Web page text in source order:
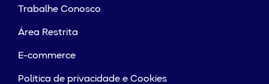
Trabalhe Conosco
Área Restrita
E-commerce
Política de privacidade e Cookies